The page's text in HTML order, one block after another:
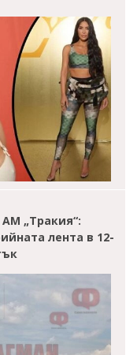
„Тракия“:
лента в 12-